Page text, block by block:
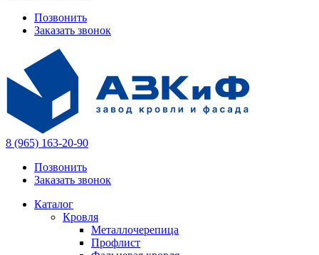
Позвонить
Заказать звонок
8 (965) 163-20-90
Позвонить
Заказать звонок
Каталог
Кровля
Металлочерепица
Профлист